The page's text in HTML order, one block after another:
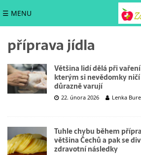
☰ MENU
příprava jídla
Většina lidí dělá při
kterým si nevědomky
důrazně varují
22. února 2026 Lenka
Tuhle chybu během
většina Čechů a pak se
zdravotní následky